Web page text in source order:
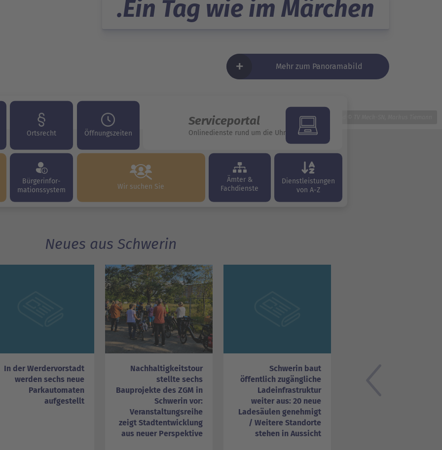
Ein Tag wie im Märchen.
+ Mehr zum Panoramabild
Serviceportal
Onlinedienste rund um die Uhr
Öffnungszeiten
Ortsrecht
Dienstleistungen
von A-Z
Ämter &
Fachdienste
Wir suchen Sie
Bürgerinfor-
mationssystem
Neues aus Schwerin
Schwerin baut
öffentlich zugängliche
Ladeinfrastruktur
weiter aus: 20 neue
Ladesäulen genehmigt
/ Weitere Standorte
stehen in Aussicht
Nachhaltigkeitstour
stellte sechs
Bauprojekte des ZGM in
Schwerin vor:
Veranstaltungsreihe
zeigt Stadtentwicklung
aus neuer Perspektive
In der Werdervorstadt
werden sechs neue
Parkautomaten
aufgestellt